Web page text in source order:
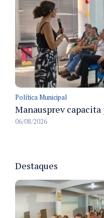
Política Municipal
06/08/2026
Destaques